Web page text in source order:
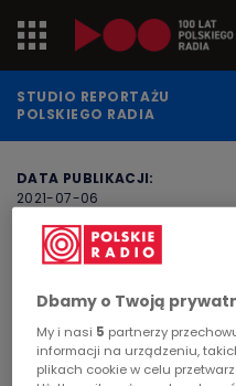
Jedynka
Dwójka
Trójka
Czwórka
PR24
Poland
STUDIO REPORTAŻU
POLSKIEGO RADIA
DATA PUBLIKACJI:
2021-07-06
STRONA GŁÓWNA>ARTYKUŁ
reportaż Alicji
Źmiciera
Dbamy o Twoją
My i nasi 5 partnerzy
informacji na urządzeniu,
plikach cookie w celu